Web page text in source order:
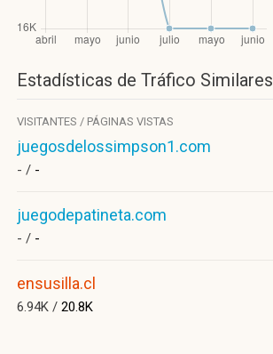
Estadísticas de Tráfico Similares
VISITANTES / PÁGINAS VISTAS
juegosdelossimpson1.com
- / -
juegodepatineta.com
- / -
ensusilla.cl
6.94K / 20.8K